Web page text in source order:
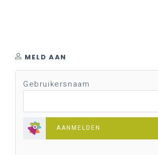
MELD AAN
Gebruikersnaam
AANMELDEN